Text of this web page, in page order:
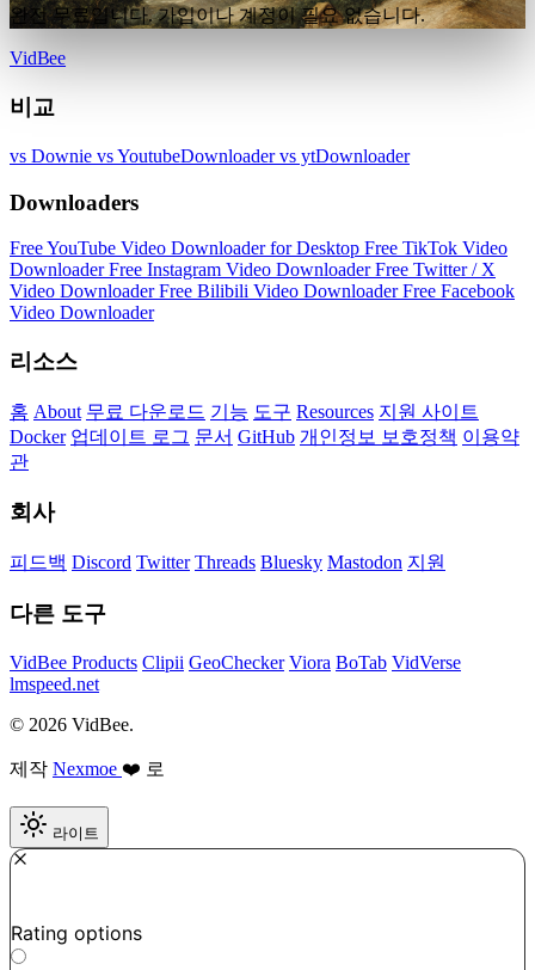
완전 무료입니다. 가입이나 계정이 필요 없습니다.
VidBee
비교
vs Downie vs YoutubeDownloadervs ytDownloader
Downloaders
Free YouTube Video Downloader for Desktop Free TikTok Video
DownloaderFree Instagram Video DownloaderFree Twitter / X
Video DownloaderFree Bilibili Video DownloaderFree Facebook
Video Downloader
리소스
홈 About 무료 다운로드 기능 도구 Resources 지원 사이트
Docker 업데이트 로그 문서 GitHub 개인정보 보호정책 이용약
관
회사
피드백 Discord Twitter Threads Bluesky Mastodon 지원
다른 도구
VidBee Products Clipii GeoChecker Viora BoTab VidVerse
lmspeed.net
© 2026 VidBee.
제작 Nexmoe ❤️ 로
라이트
Rating options